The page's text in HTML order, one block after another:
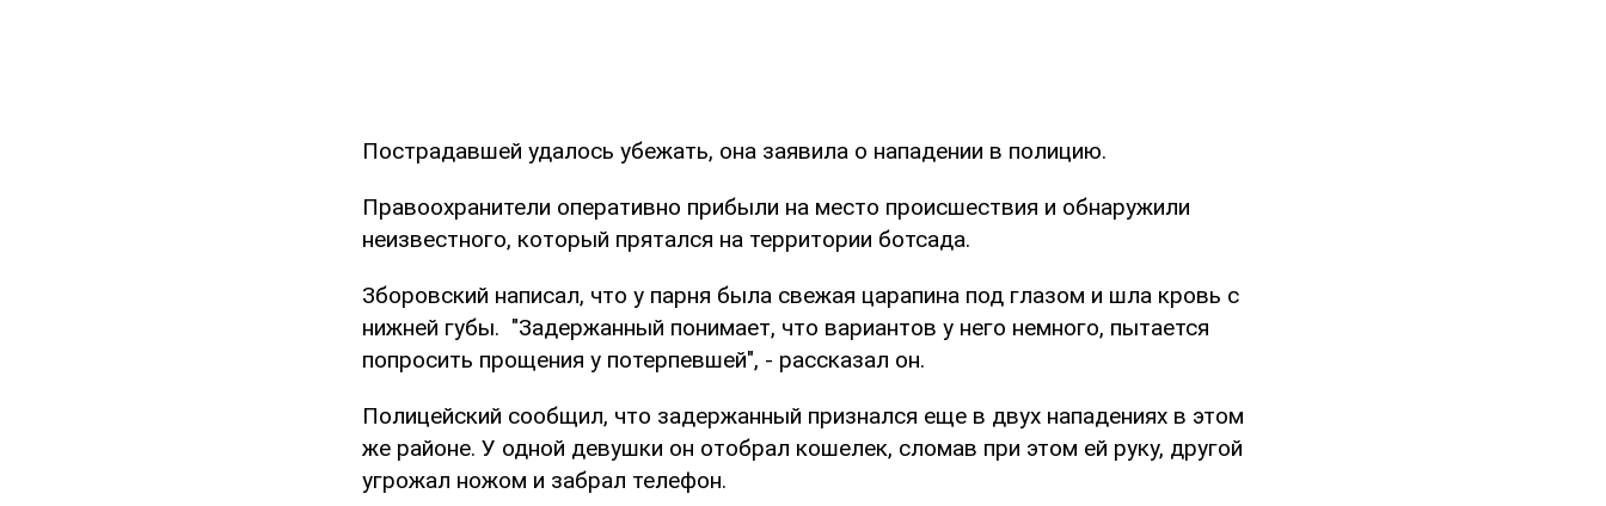
Пострадавшей удалось убежать, она заявила о нападении в полицию.
Правоохранители оперативно прибыли на место происшествия и обнаружили
неизвестного, который прятался на территории ботсада.
Зборовский написал, что у парня была свежая царапина под глазом и шла кровь с
нижней губы. "Задержанный понимает, что вариантов у него немного, пытается
попросить прощения у потерпевшей", - рассказал он.
Полицейский сообщил, что задержанный признался еще в двух нападениях в этом
же районе. У одной девушки он отобрал кошелек, сломав при этом ей руку, другой
угрожал ножом и забрал телефон.